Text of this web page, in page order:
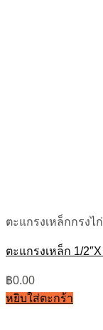
ตะแกรงเหล็กกรงไก่
ตะแกรงเหล็ก 1/
฿0.00
หยิบใส่ตะกร้า